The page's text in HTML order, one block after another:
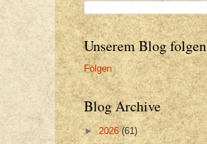
Unserem Blog folgen
Folgen
Blog Archive
►2026(61)